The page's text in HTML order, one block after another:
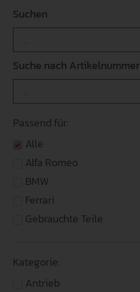
Suchen
Suche nach Artikelnummer
Passend für:
Alle
Alfa Romeo
BMW
Ferrari
Gebrauchte Teile
Kategorie:
Antrieb